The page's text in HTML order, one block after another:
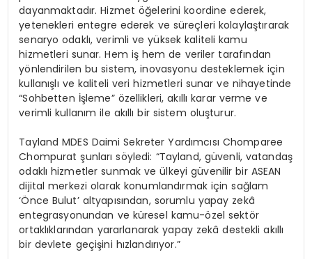
dayanmaktadır. Hizmet öğelerini koordine ederek,
yetenekleri entegre ederek ve süreçleri kolaylaştırarak
senaryo odaklı, verimli ve yüksek kaliteli kamu
hizmetleri sunar. Hem iş hem de veriler tarafından
yönlendirilen bu sistem, inovasyonu desteklemek için
kullanışlı ve kaliteli veri hizmetleri sunar ve nihayetinde
“Sohbetten İşleme” özellikleri, akıllı karar verme ve
verimli kullanım ile akıllı bir sistem oluşturur.
Tayland MDES Daimi Sekreter Yardımcısı Chomparee
Chompurat şunları söyledi: “Tayland, güvenli, vatandaş
odaklı hizmetler sunmak ve ülkeyi güvenilir bir ASEAN
dijital merkezi olarak konumlandırmak için sağlam
‘Önce Bulut’ altyapısından, sorumlu yapay zekâ
entegrasyonundan ve küresel kamu-özel sektör
ortaklıklarından yararlanarak yapay zekâ destekli akıllı
bir devlete geçişini hızlandırıyor.”